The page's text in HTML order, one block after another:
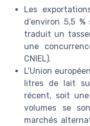
Les
d’environ 5,5
traduit un
une
CNIEL).
L’Union
litres de lait
récent, soit
volumes se
marchés